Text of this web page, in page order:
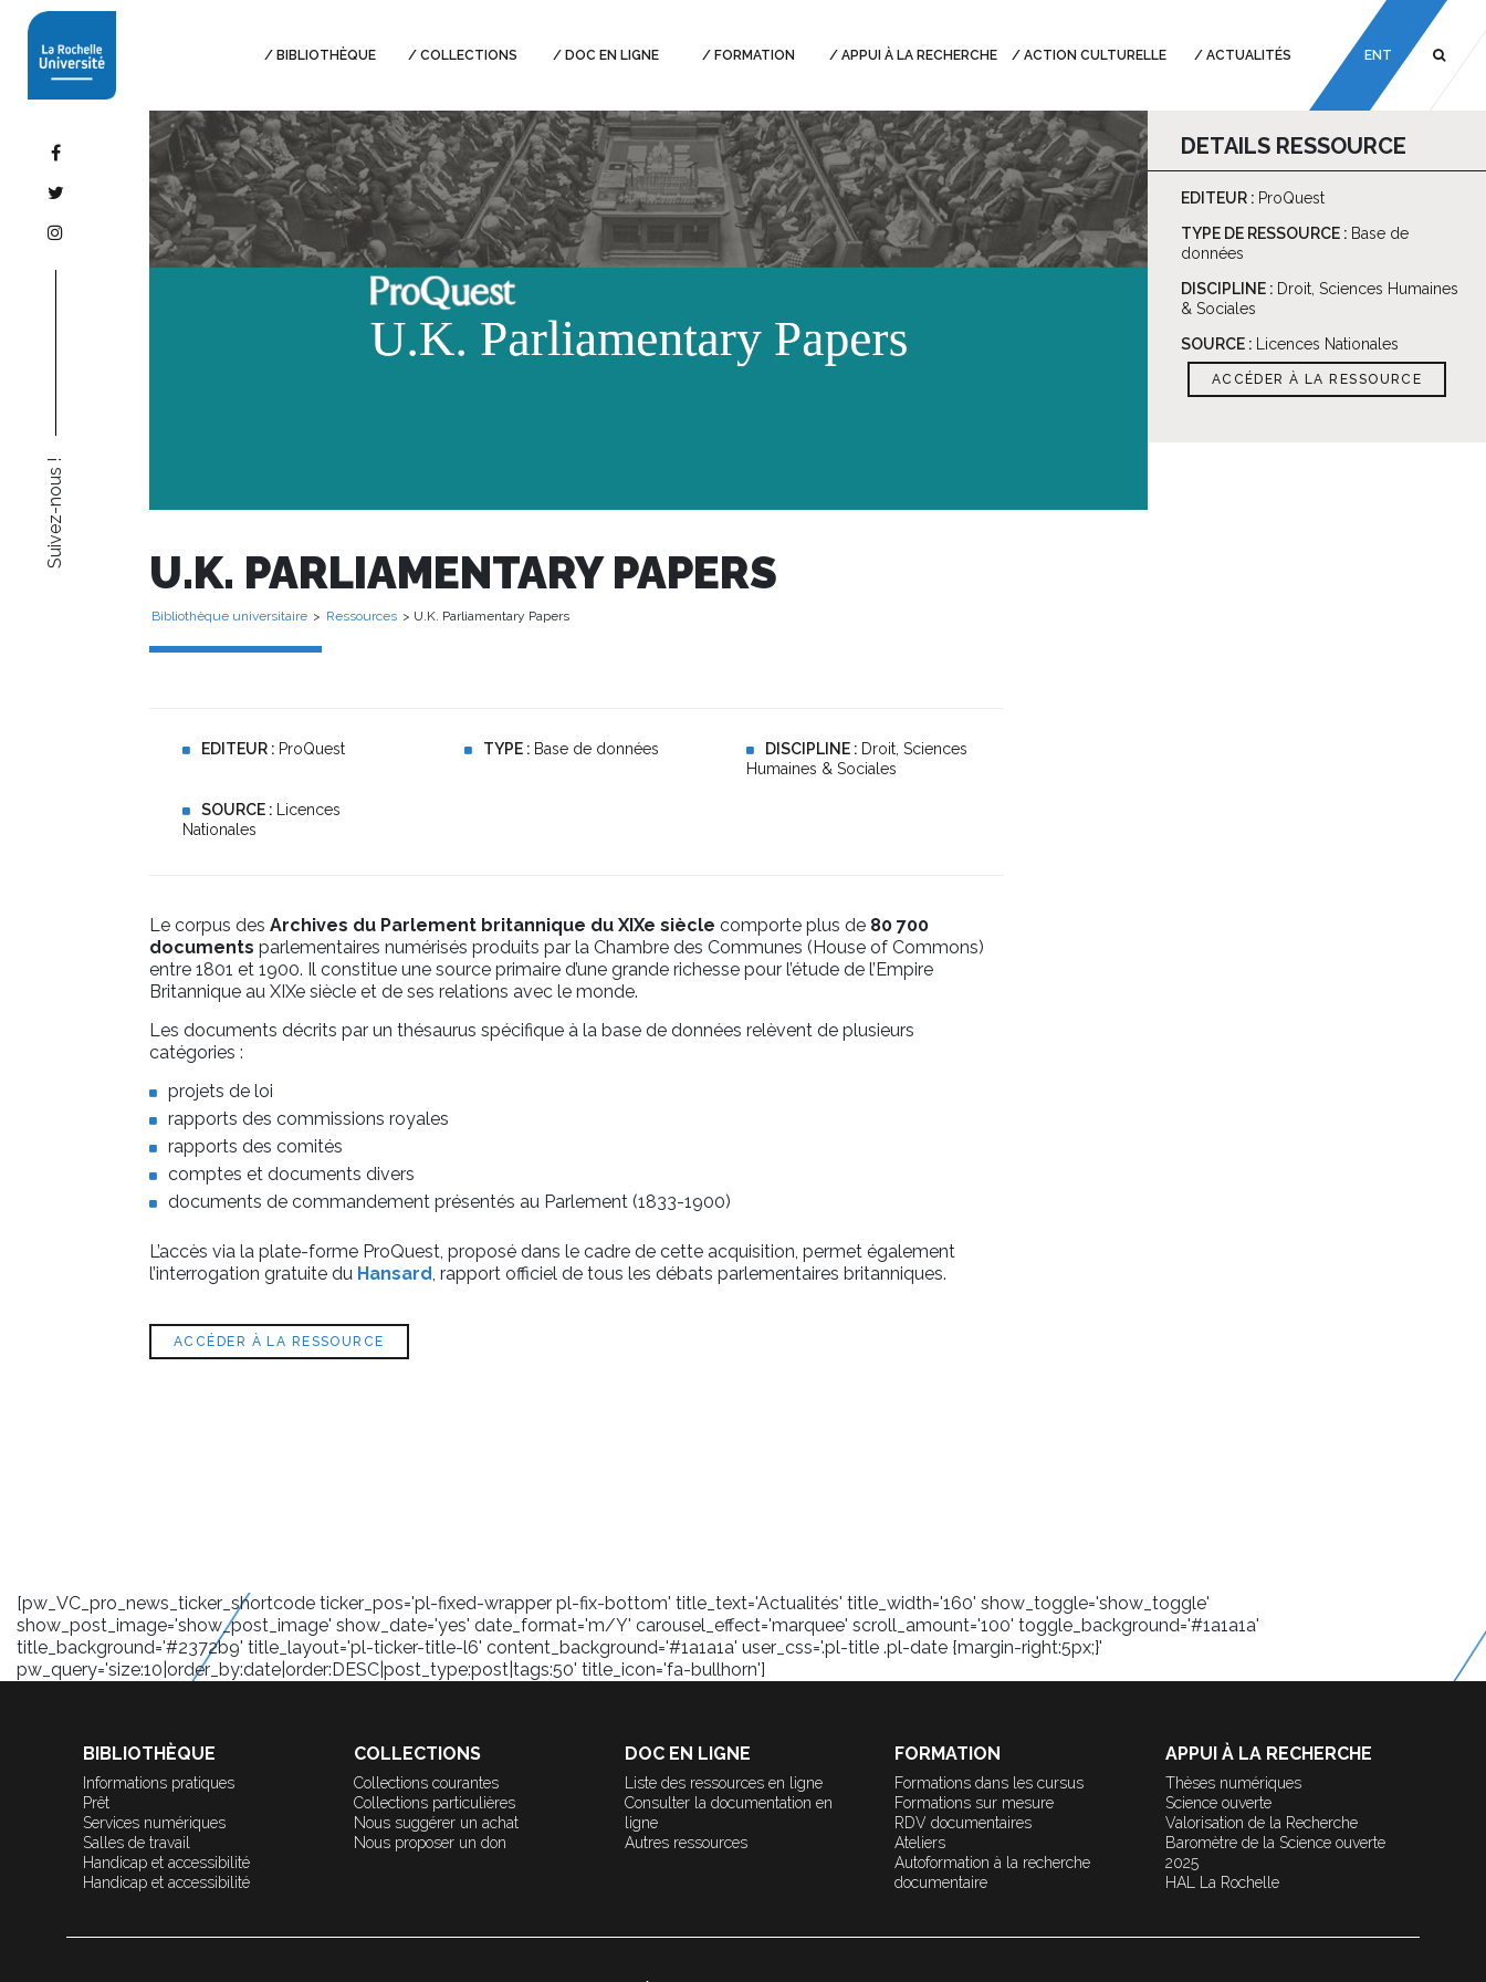
BIBLIOTHÈQUE COLLECTIONS DOC EN LIGNE FORMATION APPUI À LA RECHERCHE ACTION CULTURELLE ACTUALITÉS ENT
Suivez-nous !
U.K. PARLIAMENTARY PAPERS
Bibliothèque universitaire > Ressources > U.K. Parliamentary Papers
EDITEUR : ProQuest TYPE : Base de données DISCIPLINE : Droit, Sciences
Humaines & Sociales
SOURCE :
Licences
Nationales
Le corpus des Archives du Parlement britannique du XIXe siècle comporte plus de 80 700
documents parlementaires numérisés produits par la Chambre des Communes (House of Commons)
entre 1801 et 1900. Il constitue une source primaire d’une grande richesse pour l’étude de l’Empire
Britannique au XIXe siècle et de ses relations avec le monde.
Les documents décrits par un thésaurus spécifique à la base de données relèvent de plusieurs
catégories :
projets de loi
rapports des commissions royales
rapports des comités
comptes et documents divers
documents de commandement présentés au Parlement (1833-1900)
L’accès via la plate-forme ProQuest, proposé dans le cadre de cette acquisition, permet également
l’interrogation gratuite du Hansard, rapport officiel de tous les débats parlementaires britanniques.
ACCÉDER À LA RESSOURCE
DETAILS RESSOURCE
EDITEUR : ProQuest
TYPE DE RESSOURCE : Base de
données
DISCIPLINE : Droit, Sciences Humaines
& Sociales
SOURCE :
Licences Nationales
ACCÉDER À LA RESSOURCE
[pw_VC_pro_news_ticker_shortcode ticker_pos='pl-fixed-wrapper pl-fix-bottom' title_text='Actualités' title_width='160' show_toggle='show_toggle'
show_post_image='show_post_image' show_date='yes' date_format='m/Y' carousel_effect='marquee' scroll_amount='100' toggle_background='#1a1a1a'
title_background='#2372b9' title_layout='pl-ticker-title-l6' content_background='#1a1a1a' user_css='.pl-title .pl-date {margin-right:5px;}'
pw_query='size:10|order_by:date|order:DESC|post_type:post|tags:50' title_icon='fa-bullhorn']
BIBLIOTHÈQUE
Informations pratiques
Prêt
Services numériques
Salles de travail
Handicap et accessibilité
Handicap et accessibilité
COLLECTIONS
Collections courantes
Collections particulières
Nous suggérer un achat
Nous proposer un don
DOC EN LIGNE
Liste des ressources en ligne
Consulter la documentation en
ligne
Autres ressources
FORMATION
Formations dans les cursus
Formations sur mesure
RDV documentaires
Ateliers
Autoformation à la recherche
documentaire
APPUI À LA RECHERCHE
Thèses numériques
Science ouverte
Valorisation de la Recherche
Baromètre de la Science ouverte
2025
HAL La Rochelle